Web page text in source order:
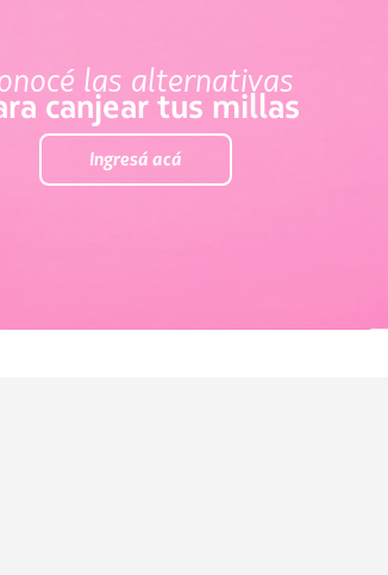
las alternativas
canjear tus millas
Ingresá acá